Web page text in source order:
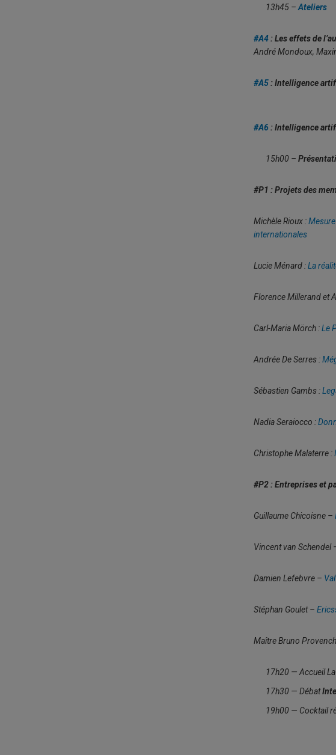
13h45 –Ateliers
#A4: Les effets de
André Mondoux,
#A5: Intelligence
#A6 : Intelligence
15h00 –
#P1 : Projets des
Michèle Rioux :
internationales
Lucie Ménard :La
Florence Millerand et
Carl-Maria Mörch :Le
Andrée De Serres :
Sébastien Gambs :
Nadia Seraiocco :
Christophe Malaterre :
#P2 : Entreprises et
Guillaume Chicoisne –
Vincent van Schendel
Damien Lefebvre –
Stéphan Goulet –
Maître Bruno
17h20 — Accueil
17h30 — Débat
19h00 — Cocktail